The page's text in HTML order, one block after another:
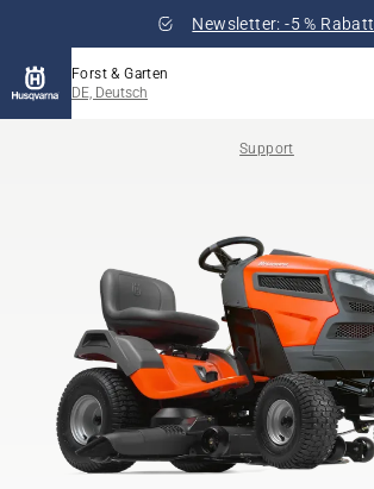
Newsletter: -5 % Rabatt
Forst & Garten
DE, Deutsch
Support